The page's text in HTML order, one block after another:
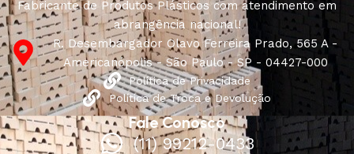
Fabricante de Produtos Plásticos com atendimento em
abrangência nacional!
R. Desembargador Olavo Ferreira Prado, 565 A -
Americanópolis - São Paulo - SP - 04427-000
Política de Privacidade
Política de Troca e Devolução
Fale Conosco
(11) 99212-0433